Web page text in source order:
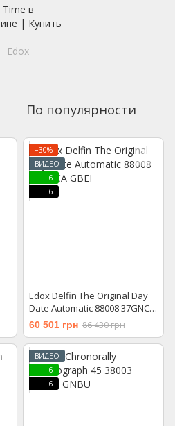
Edox
По популярности
−30%
ВИДЕО
6
6
Edox Delfin The Original Day
Date Automatic 88008 37GNCA
GBEI
60 501 грн 86 430 грн
ВИДЕО
6
6